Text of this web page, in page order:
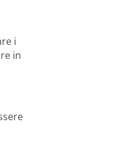
i
in